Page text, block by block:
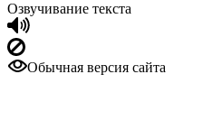
Озвучивание текста
Обычная версия сайта